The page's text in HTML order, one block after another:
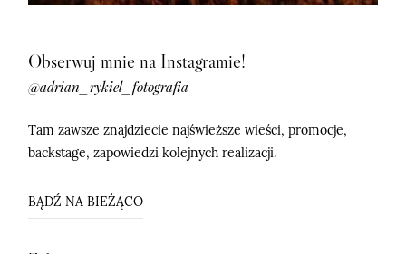
Obserwuj mnie na Instagramie!
@adrian_rykiel_fotografia
Tam zawsze znajdziecie najświeższe wieści, promocje,
backstage, zapowiedzi kolejnych realizacji.
BĄDŹ NA BIEŻĄCO